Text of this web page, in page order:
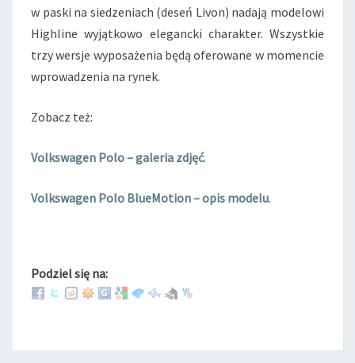
w paski na siedzeniach (deseń Livon) nadają modelowi
Highline wyjątkowo elegancki charakter. Wszystkie
trzy wersje wyposażenia będą oferowane w momencie
wprowadzenia na rynek.
Zobacz też:
Volkswagen Polo – galeria zdjęć.
Volkswagen Polo BlueMotion – opis modelu.
Podziel się na: